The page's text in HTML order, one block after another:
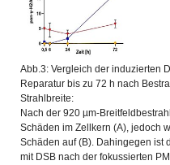
Abb.3: Vergleich der induzierten
Reparatur bis zu 72 h nach
Strahlbreite:
Nach der 920 µm-
Schäden im Zellkern (A), jedoch
Schäden auf (B). Dahingegen ist
mit DSB nach der fokussierten